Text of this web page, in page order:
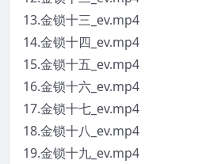
13.金锁十三_ev.mp4
14.金锁十四_ev.mp4
15.金锁十五_ev.mp4
16.金锁十六_ev.mp4
17.金锁十七_ev.mp4
18.金锁十八_ev.mp4
19.金锁十九_ev.mp4